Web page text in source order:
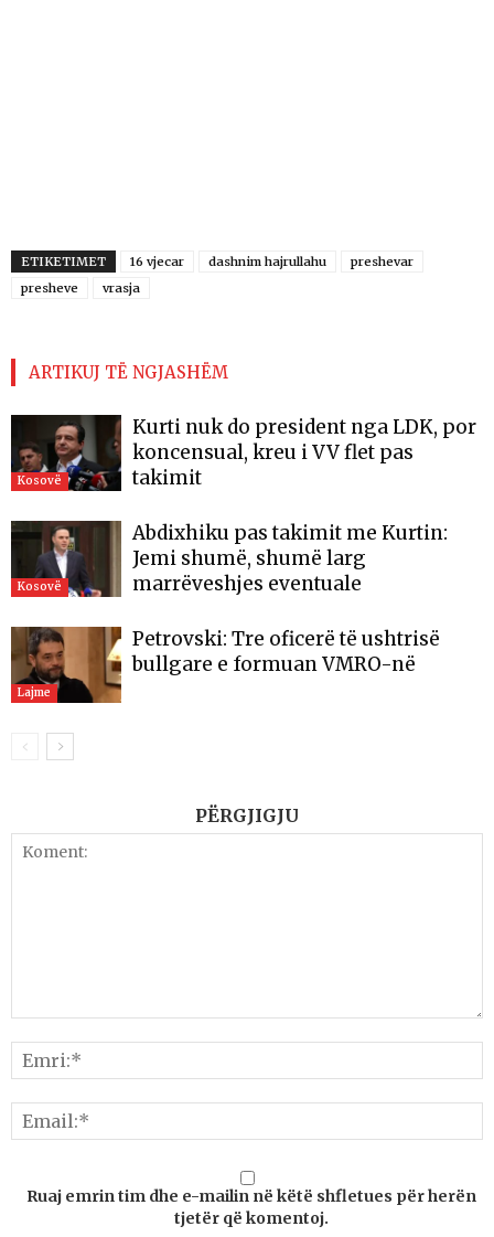
ETIKETIMET 16 vjecar dashnim hajrullahu
preshevar
presheve
vrasja
ARTIKUJ TË NGJASHËM
Kosovë
Kurti nuk do president nga LDK, por
koncensual, kreu i VV flet pas
takimit
Kosovë
Abdixhiku pas takimit me Kurtin:
Jemi shumë, shumë larg
marrëveshjes eventuale
Lajme
Petrovski: Tre oficerë të ushtrisë
bullgare e formuan VMRO-në
PËRGJIGJU
Ruaj emrin tim dhe e-mailin në këtë shfletues për herën
tjetër që komentoj.